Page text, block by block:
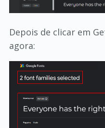
Depois de clicar em
agora: